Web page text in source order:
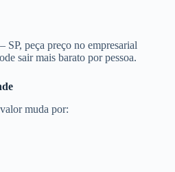
SP, peça preço no empresarial
sair mais barato por pessoa.
muda por: